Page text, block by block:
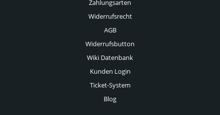
Zahlungsarten
Widerrufsrecht
AGB
Widerrufsbutton
Wiki Datenbank
Kunden Login
Ticket-System
Blog